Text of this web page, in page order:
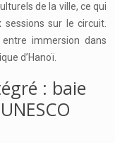
de la ville, ce qui
sur le circuit.
immersion dans
d’Hanoï.
: baie